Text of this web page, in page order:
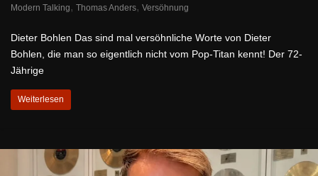
Modern Talking, Thomas Anders, Versöhnung
Dieter Bohlen Das sind mal versöhnliche Worte von Dieter
Bohlen, die man so eigentlich nicht vom Pop-Titan kennt! Der 72-
Jährige
Weiterlesen